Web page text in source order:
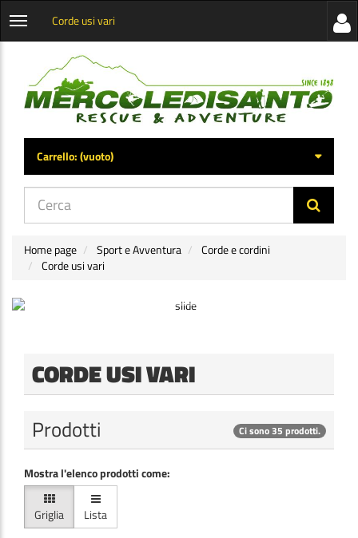
Apri
categorie
Corde usi vari
di
Carrello:(vuoto)
Home page Sport e Avventura
Corde e cordini
Corde usi vari
CORDE USI VARI
Prodotti Ci sono 35 prodotti.
Mostra l'elenco prodotti come:
Griglia
Lista